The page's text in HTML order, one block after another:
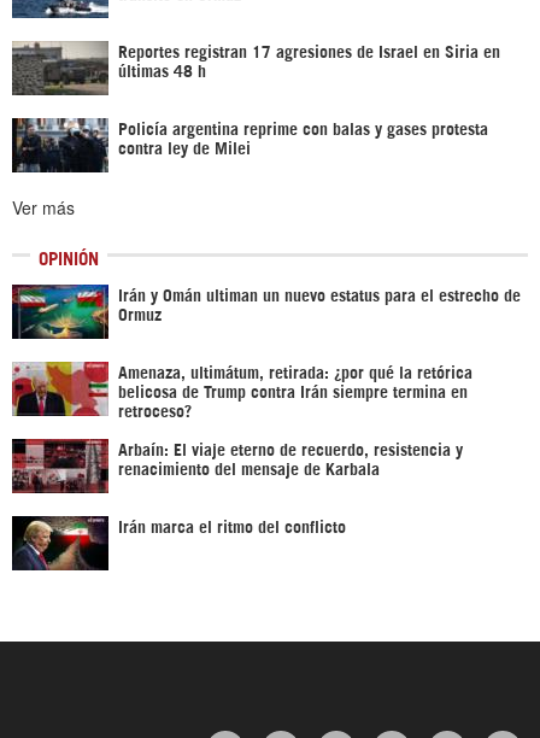
Reportes registran 17 agresiones de Israel en Siria en
últimas 48 h
Policía argentina reprime con balas y gases protesta
contra ley de Milei
Ver más
OPINIÓN
Irán y Omán ultiman un nuevo estatus para el estrecho de
Ormuz
Amenaza, ultimátum, retirada: ¿por qué la retórica
belicosa de Trump contra Irán siempre termina en
retroceso?
Arbaín: El viaje eterno de recuerdo, resistencia y
renacimiento del mensaje de Karbala
Irán marca el ritmo del conflicto